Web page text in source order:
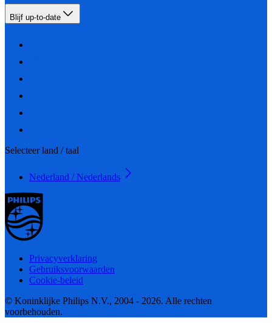
Blijf up-to-date
Selecteer land / taal
Nederland / Nederlands
Privacyverklaring
Gebruiksvoorwaarden
Cookie-beleid
© Koninklijke Philips N.V., 2004 - 2026. Alle rechten
voorbehouden.